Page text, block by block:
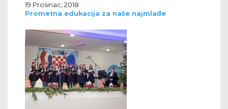
19 Prosinac, 2018
Prometna edukacija za naše najmlađe